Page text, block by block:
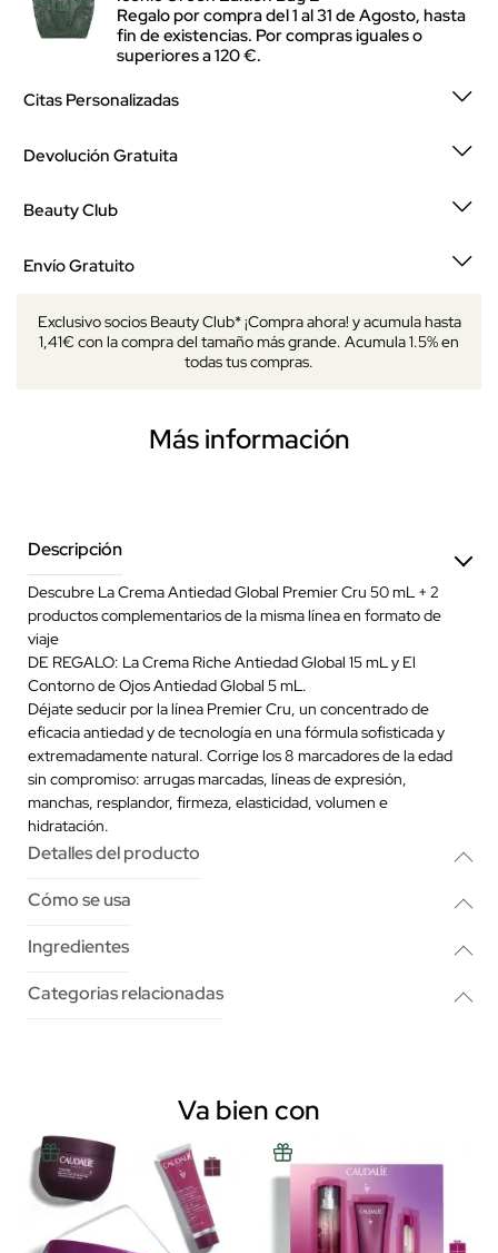
Regalo por compra del 1 al 31 de Agosto, hasta
fin de existencias. Por compras iguales o
superiores a 120 €.
Citas Personalizadas
Devolución Gratuita
Beauty Club
Envío Gratuito
Exclusivo socios Beauty Club* ¡Compra ahora! y acumula hasta
1,41€ con la compra del tamaño más grande. Acumula 1.5% en
todas tus compras.
Más información
Descripción
Descubre La Crema Antiedad Global Premier Cru 50 mL + 2
productos complementarios de la misma línea en formato de
viaje
DE REGALO: La Crema Riche Antiedad Global 15 mL y El
Contorno de Ojos Antiedad Global 5 mL.
Déjate seducir por la línea Premier Cru, un concentrado de
eficacia antiedad y de tecnología en una fórmula sofisticada y
extremadamente natural. Corrige los 8 marcadores de la edad
sin compromiso: arrugas marcadas, líneas de expresión,
manchas, resplandor, firmeza, elasticidad, volumen e
hidratación.
Detalles del producto
Cómo se usa
Ingredientes
Categorias relacionadas
Va bien con